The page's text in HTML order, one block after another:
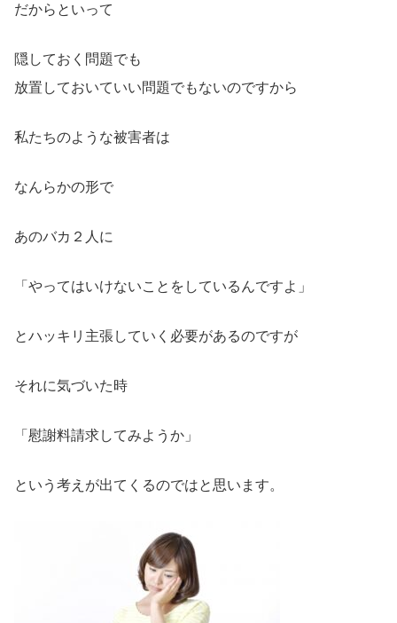
だからといって
隠しておく問題でも
放置しておいていい問題でもないのですから
私たちのような被害者は
なんらかの形で
あのバカ２人に
「やってはいけないことをしているんですよ」
とハッキリ主張していく必要があるのですが
それに気づいた時
「慰謝料請求してみようか」
という考えが出てくるのではと思います。